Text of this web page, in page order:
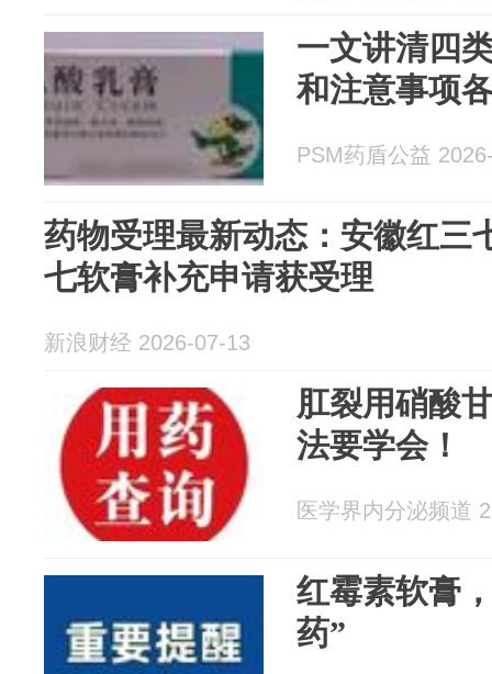
一文讲清四
和注意事项
PSM药盾公益
药物受理最新动态：安徽红三
七软膏补充申请获受理
新浪财经 2026-07-13
肛裂用硝酸
法要学会！
医学界内分泌频道
红霉素软膏
药”